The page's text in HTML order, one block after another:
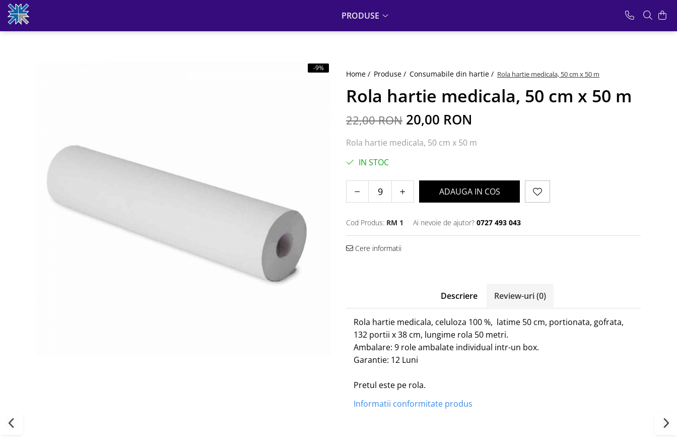
Produse
Mopuri profesionale
PRODUSE
Home / Produse / Consumabile din hartie / Rola hartie medicala, 50 cm x 50 m
Rola hartie medicala, 50 cm x 50 m
-9%
22,00 RON 20,00 RON
Rola hartie medicala, 50 cm x 50 m
IN STOC
ADAUGA IN COS
Cod Produs: RM 1 Ai nevoie de ajutor? 0727 493 043
Cere informatii
Descriere Review-uri(0)
Rola hartie medicala, celuloza 100 %, latime 50 cm, portionata, gofrata,
132 portii x 38 cm, lungime rola 50 metri.
Ambalare: 9 role ambalate individual intr-un box.
Garantie: 12 Luni
Pretul este pe rola.
Informatii conformitate produs